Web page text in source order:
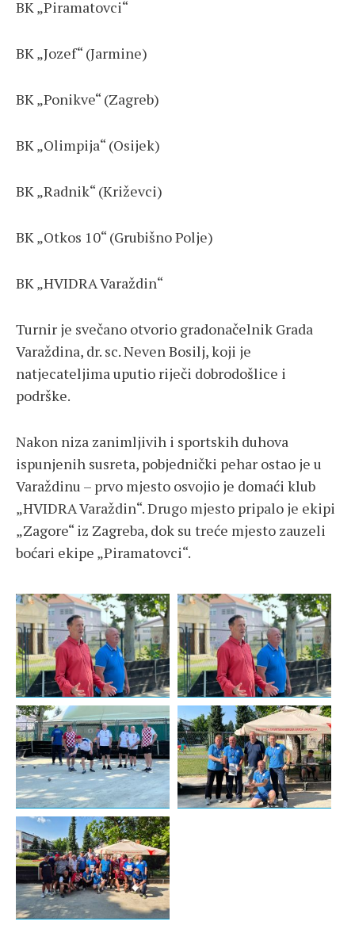
BK „Piramatovci“
BK „Jozef“ (Jarmine)
BK „Ponikve“ (Zagreb)
BK „Olimpija“ (Osijek)
BK „Radnik“ (Križevci)
BK „Otkos 10“ (Grubišno Polje)
BK „HVIDRA Varaždin“
Turnir je svečano otvorio gradonačelnik Grada
Varaždina, dr. sc. Neven Bosilj, koji je
natjecateljima uputio riječi dobrodošlice i
podrške.
Nakon niza zanimljivih i sportskih duhova
ispunjenih susreta, pobjednički pehar ostao je u
Varaždinu – prvo mjesto osvojio je domaći klub
„HVIDRA Varaždin“. Drugo mjesto pripalo je ekipi
„Zagore“ iz Zagreba, dok su treće mjesto zauzeli
boćari ekipe „Piramatovci“.